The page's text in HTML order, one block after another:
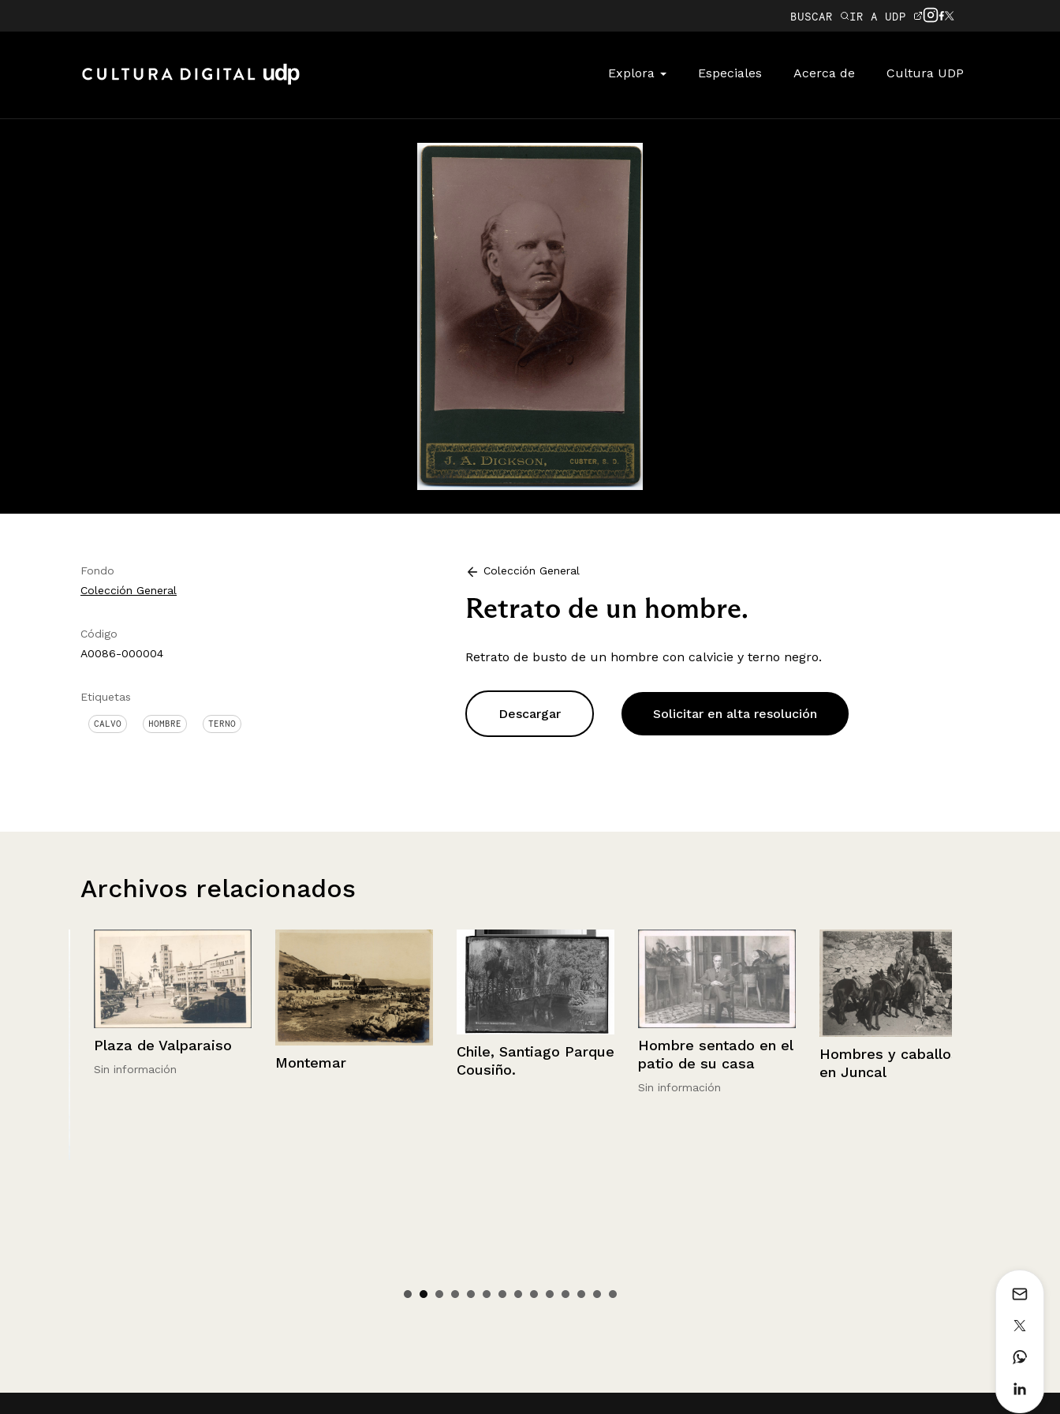
BUSCAR IR A UDP
Explora Especiales Acerca de Cultura UDP
Fondo
Colección General
Código
A0086-000004
Etiquetas
CALVO HOMBRE TERNO
Colección General
Retrato de un hombre.
Retrato de busto de un hombre con calvicie y terno negro.
Descargar Solicitar en alta resolución
Archivos relacionados
Plaza de Valparaiso
Sin información Montemar
Chile, Santiago Parque
Cousiño.
Hombre sentado en el
patio de su casa
Sin información
Hombres y caballos
en Juncal